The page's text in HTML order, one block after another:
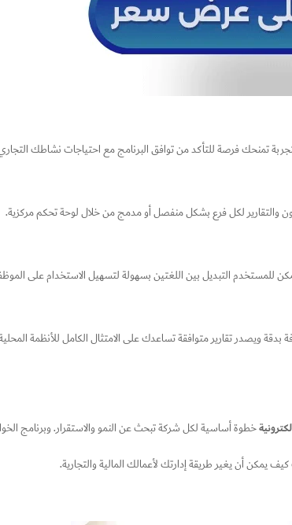
تمنحك فرصة للتأكد من توافق البرنامج مع احتياجات نشاطك
والتقارير لكل فرع بشكل منفصل أو مدمج من خلال لوحة تحكم مركزية.
للمستخدم التبديل بين اللغتين بسهولة لتسهيل الاستخدام على
ويصدر تقارير متوافقة تساعدك على الامتثال الكامل للأنظمة
خطوة أساسية لكل شركة تبحث عن النمو والاستقرار. وبرنامج
يمكن أن يغير طريقة إدارتك لأعمالك المالية والتجارية.